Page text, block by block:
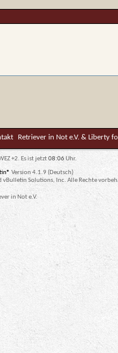
Retriever in Not e.V. & Liberty
+2. Es ist jetzt08:06Uhr.
Version 4.1.9 (Deutsch)
Solutions, Inc. Alle Rechte
in Not e.V.